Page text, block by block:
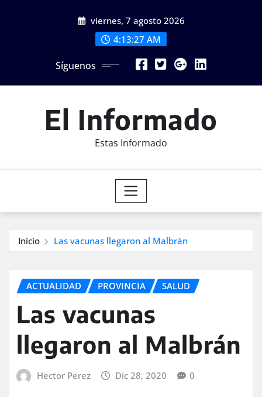
viernes, 7 agosto 2026
4:13:28 AM
Síguenos
El Informado
Estas Informado
Inicio Las vacunas llegaron al Malbrán
ACTUALIDAD PROVINCIA SALUD
Las vacunas
llegaron al Malbrán
Hector Perez Dic 28, 2020 0